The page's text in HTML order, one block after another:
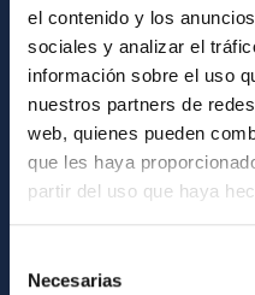
el contenido y los
sociales y analizar el
información sobre el uso
nuestros partners de
web, quienes pueden
que les haya
partir del uso que haya
Necesarias
INFORMACIÓN GENERAL
Contacto
Cómo llegar al IAC
Directorio de personal
Biblioteca